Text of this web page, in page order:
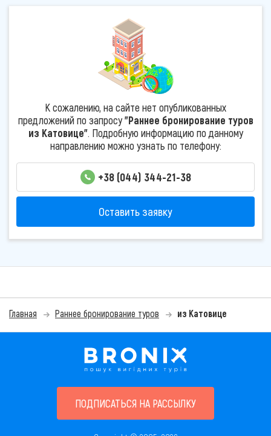
К сожалению, на сайте нет опубликованных
предложений по запросу"Раннее бронирование туров
из Катовице". Подробную информацию по данному
направлению можно узнать по телефону:
+38 (044) 344-21-38
Оставить заявку
Главная Раннее бронирование туров из Катовице
ПОДПИСАТЬСЯ НА РАССЫЛКУ